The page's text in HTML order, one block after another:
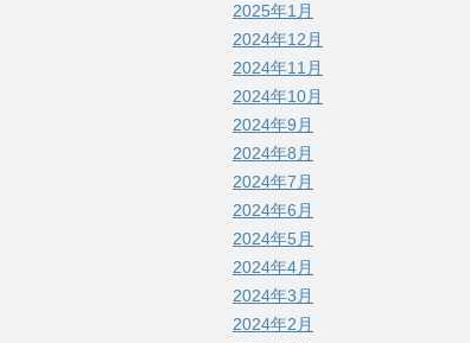
2025年1月
2024年12月
2024年11月
2024年10月
2024年9月
2024年8月
2024年7月
2024年6月
2024年5月
2024年4月
2024年3月
2024年2月